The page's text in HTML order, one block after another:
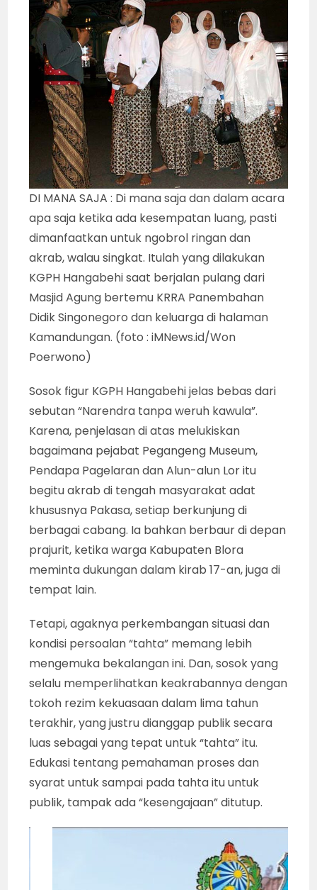
DI MANA SAJA : Di mana saja dan dalam acara
apa saja ketika ada kesempatan luang, pasti
dimanfaatkan untuk ngobrol ringan dan
akrab, walau singkat. Itulah yang dilakukan
KGPH Hangabehi saat berjalan pulang dari
Masjid Agung bertemu KRRA Panembahan
Didik Singonegoro dan keluarga di halaman
Kamandungan. (foto : iMNews.id/Won
Poerwono)
Sosok figur KGPH Hangabehi jelas bebas dari
sebutan “Narendra tanpa weruh kawula”.
Karena, penjelasan di atas melukiskan
bagaimana pejabat Pegangeng Museum,
Pendapa Pagelaran dan Alun-alun Lor itu
begitu akrab di tengah masyarakat adat
khususnya Pakasa, setiap berkunjung di
berbagai cabang. Ia bahkan berbaur di depan
prajurit, ketika warga Kabupaten Blora
meminta dukungan dalam kirab 17-an, juga di
tempat lain.
Tetapi, agaknya perkembangan situasi dan
kondisi persoalan “tahta” memang lebih
mengemuka bekalangan ini. Dan, sosok yang
selalu memperlihatkan keakrabannya dengan
tokoh rezim kekuasaan dalam lima tahun
terakhir, yang justru dianggap publik secara
luas sebagai yang tepat untuk “tahta” itu.
Edukasi tentang pemahaman proses dan
syarat untuk sampai pada tahta itu untuk
publik, tampak ada “kesengajaan” ditutup.